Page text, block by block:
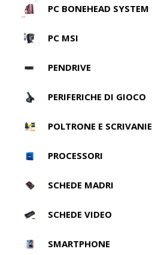
PC BONEHEAD SYSTEM
PC MSI
PENDRIVE
PERIFERICHE DI GIOCO
POLTRONE E SCRIVANIE
PROCESSORI
SCHEDE MADRI
SCHEDE VIDEO
SMARTPHONE